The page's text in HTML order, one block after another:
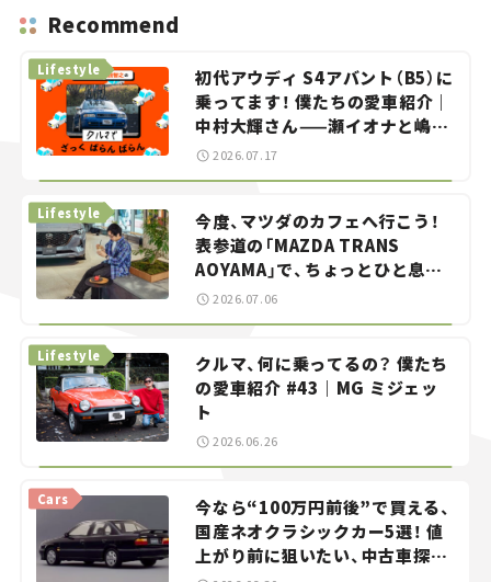
Recommend
初代アウディ S4アバント（B5）に
乗ってます！ 僕たちの愛車紹介｜
中村大輝さん——瀬イオナと嶋田
智之の「クルマでざっくばらんば
らん！」＃20
Lifestyle
2026.07.17
今度、マツダのカフェへ行こう！
表参道の「MAZDA TRANS
AOYAMA」で、ちょっとひと息。
——連載｜CCGとクルマでどうす
Lifestyle
2026.07.06
クルマ、何に乗ってるの？ 僕たち
の愛車紹介 #43｜MG ミジェッ
ト
Lifestyle
2026.06.26
今なら“100万円前後”で買える、
国産ネオクラシックカー5選！ 値
上がり前に狙いたい、中古車探し
Cars